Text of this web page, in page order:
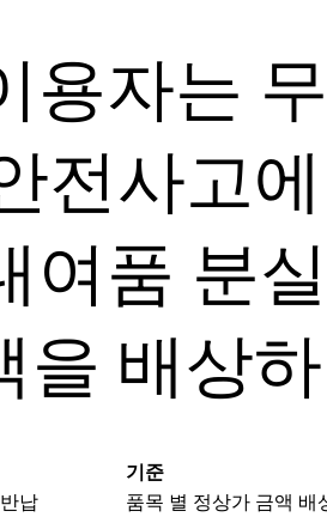
용자는
전사고
여품 분
을 배상
기준
납
품목 별 정상가 금액 배